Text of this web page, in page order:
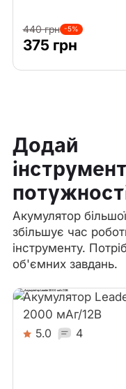
440 грн -5%
375 грн
Додай
Акумулятор
збільшує час
інструменту.
об'ємних завдань.
Акумулятор
2000 мАг/12В
5.0 4